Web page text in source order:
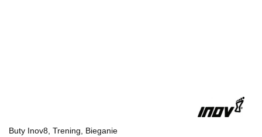
Buty Inov8, Trening, Bieganie